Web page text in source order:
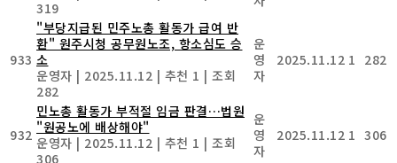
319
933
"부당지급된 민주노총 활동가 급여 반
환" 원주시청 공무원노조, 항소심도 승
소
운영자 | 2025.11.12 | 추천 1 | 조회
282
운
영
자
2025.11.12 1 282
932
민노총 활동가 부적절 임금 판결…법원
"원공노에 배상해야"
운영자 | 2025.11.12 | 추천 1 | 조회
306
운
영
자
2025.11.12 1 306